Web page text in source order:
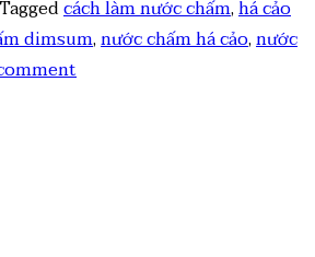
Taggedcách làm nước chấm,há cảo
dimsum,nước chấm há cảo,nước